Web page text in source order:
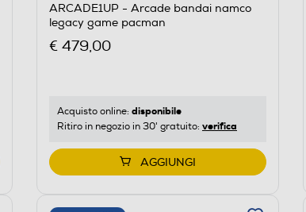
ARCADE1UP - Arcade bandai namco
legacy game pacman
€ 479,00
Acquisto online: disponibile
Ritiro in negozio in 30' gratuito: verifica
AGGIUNGI